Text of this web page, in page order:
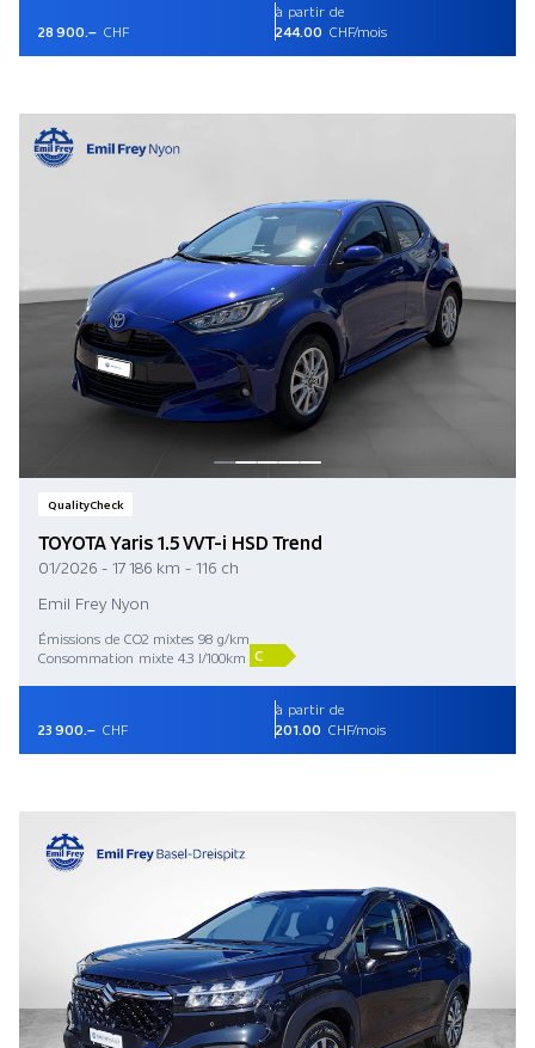
28 900.– CHF
à partir de
244.00 CHF/mois
QualityCheck
TOYOTA Yaris 1.5 VVT-i HSD Trend
01/2026 - 17 186 km - 116 ch
Emil Frey Nyon
Émissions de CO2 mixtes 98 g/km
Consommation mixte 4.3 l/100km C
23 900.– CHF
à partir de
201.00 CHF/mois